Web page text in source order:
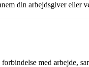
din arbejdsgiver eller
med arbejde,